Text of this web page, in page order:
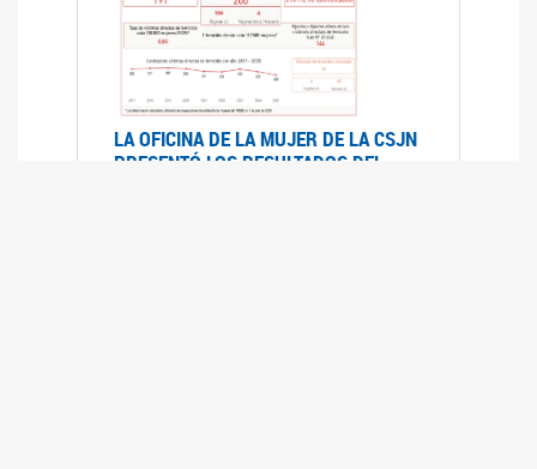
LA OFICINA DE LA MUJER DE LA CSJN
PRESENTÓ LOS RESULTADOS DEL